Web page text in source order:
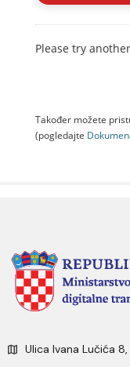
Please try
Također možete
(pogledajte